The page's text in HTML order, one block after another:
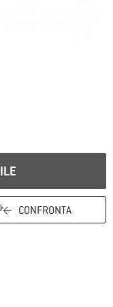
CONFRONTA
politica di recesso qui